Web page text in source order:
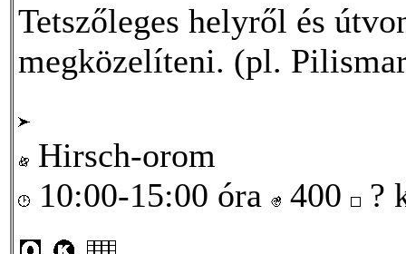
Tetszőleges helyről és
megközelíteni. (pl.
Hirsch-orom
10:00-15:00 óra
400 ?